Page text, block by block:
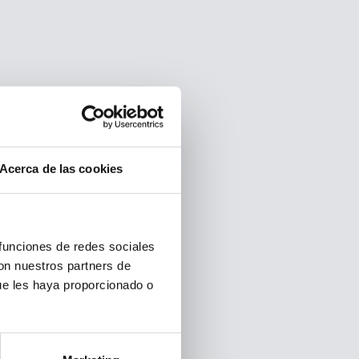
de las cookies
de redes sociales
nuestros partners de
les haya proporcionado o